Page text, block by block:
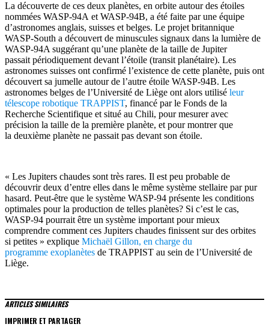
La découverte de ces deux planètes, en orbite autour des étoiles
nommées WASP-94A et WASP-94B, a été faite par une équipe
d’astronomes anglais, suisses et belges. Le projet britannique
WASP-South a découvert de minuscules signaux dans la lumière de
WASP-94A suggérant qu’une planète de la taille de Jupiter
passait périodiquement devant l’étoile (transit planétaire). Les
astronomes suisses ont confirmé l’existence de cette planète, puis ont
découvert sa jumelle autour de l’autre étoile WASP-94B. Les
astronomes belges de l’Université de Liège ont alors utilisé leur
télescope robotique TRAPPIST, financé par le Fonds de la
Recherche Scientifique et situé au Chili, pour mesurer avec
précision la taille de la première planète, et pour montrer que
la deuxième planète ne passait pas devant son étoile.
« Les Jupiters chaudes sont très rares. Il est peu probable de
découvrir deux d’entre elles dans le même système stellaire par pur
hasard. Peut-être que le système WASP-94 présente les conditions
optimales pour la production de telles planètes? Si c’est le cas,
WASP-94 pourrait être un système important pour mieux
comprendre comment ces Jupiters chaudes finissent sur des orbites
si petites » explique Michaël Gillon, en charge du
programme exoplanètes de TRAPPIST au sein de l’Université de
Liège.
ARTICLES SIMILAIRES
IMPRIMER ET PARTAGER